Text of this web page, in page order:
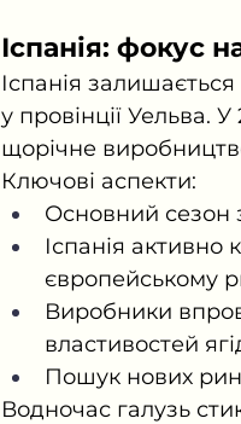
Іспанія: фокус
Іспанія
у провінції Уельва.
щорічне
Ключові аспекти:
Основний сезон
Іспанія
європейському
Виробники
властивостей
Пошук нових
Водночас галузь